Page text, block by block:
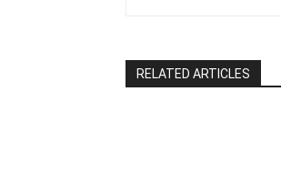
RELATED ARTICLES